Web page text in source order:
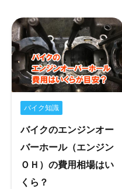
バイク知識
バイクのエンジンオー
バーホール（エンジン
ＯＨ）の費用相場はい
くら？